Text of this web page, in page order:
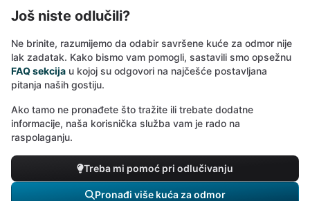
Još niste odlučili?
Ne brinite, razumijemo da odabir savršene kuće za odmor nije
lak zadatak. Kako bismo vam pomogli, sastavili smo opsežnu
FAQ sekcija u kojoj su odgovori na najčešće postavljana
pitanja naših gostiju.
Ako tamo ne pronađete što tražite ili trebate dodatne
informacije, naša korisnička služba vam je rado na
raspolaganju.
Treba mi pomoć pri odlučivanju
Pronađi više kuća za odmor